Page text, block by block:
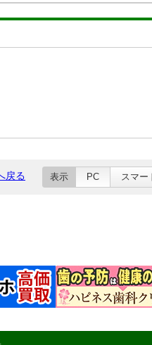
戻る 表示 PC スマー